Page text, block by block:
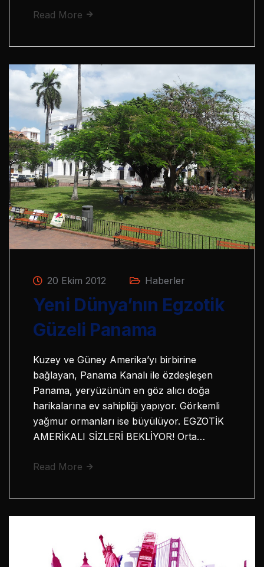
Read More
20 Ekim 2012 Haberler
Yeni Dünya’nın Egzotik
Güzeli Panama
Kuzey ve Güney Amerika’yı birbirine
bağlayan, Panama Kanalı ile özdeşleşen
Panama, yeryüzünün en göz alıcı doğa
harikalarına ev sahipliği yapıyor. Görkemli
yağmur ormanları ise büyülüyor. EGZOTİK
AMERİKALI SİZLERİ BEKLİYOR! Orta…
Read More